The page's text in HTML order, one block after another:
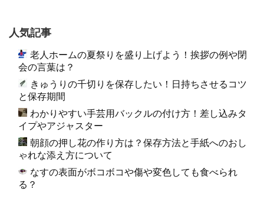
人気記事
老人ホームの夏祭りを盛り上げよう！挨拶の例や閉
会の言葉は？
きゅうりの千切りを保存したい！日持ちさせるコツ
と保存期間
わかりやすい手芸用バックルの付け方！差し込みタ
イプやアジャスター
朝顔の押し花の作り方は？保存方法と手紙へのおし
ゃれな添え方について
なすの表面がボコボコや傷や変色しても食べられ
る？